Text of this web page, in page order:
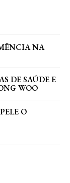
NA
DE SAÚDE E
WOO
O